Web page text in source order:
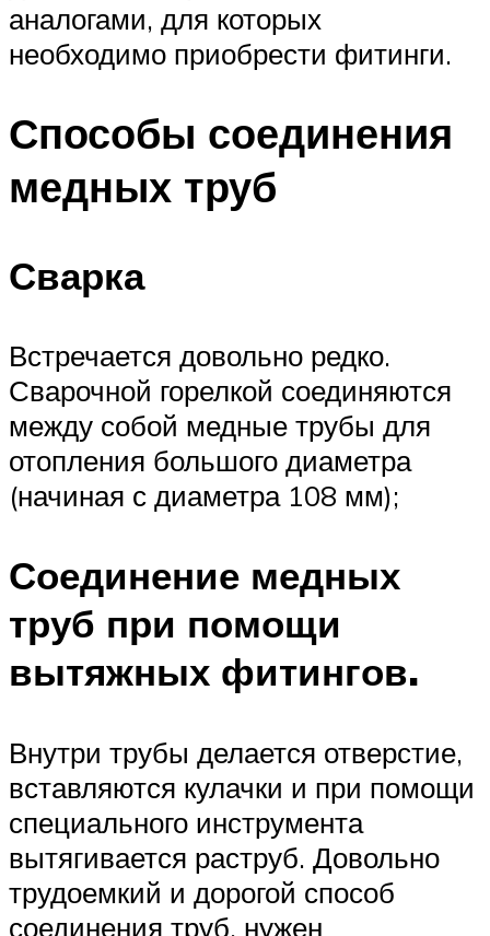
аналогами, для которых
необходимо приобрести фитинги.
Способы соединения
медных труб
Сварка
Встречается довольно редко.
Сварочной горелкой соединяются
между собой медные трубы для
отопления большого диаметра
(начиная с диаметра 108 мм);
Соединение медных
труб при помощи
вытяжных фитингов.
Внутри трубы делается отверстие,
вставляются кулачки и при помощи
специального инструмента
вытягивается раструб. Довольно
трудоемкий и дорогой способ
соединения труб, нужен